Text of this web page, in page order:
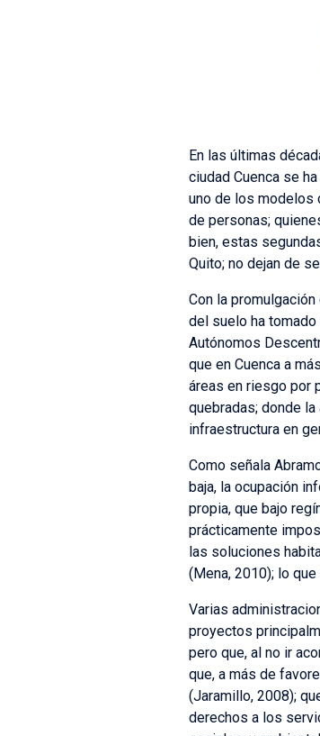
En las últimas
ciudad Cuenca se
uno de los modelos
de personas;
bien, estas
Quito; no dejan de
Con la
del suelo ha
Autónomos
que en Cuenca a
áreas en riesgo por
quebradas; donde
infraestructura en
Como señala
baja, la ocupación
propia, que bajo
prácticamente
las soluciones
(Mena, 2010); lo
Varias
proyectos
pero que, al no ir
que, a más de
(Jaramillo, 2008);
derechos a los